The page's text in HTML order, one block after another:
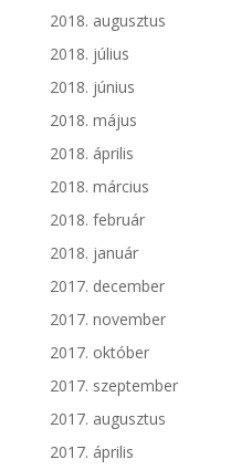
2018. augusztus
2018. július
2018. június
2018. május
2018. április
2018. március
2018. február
2018. január
2017. december
2017. november
2017. október
2017. szeptember
2017. augusztus
2017. április